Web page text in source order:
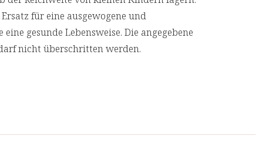
Blutfette und eines gesunden
darüber hinaus die Gesundheit des Herz-
für eine ausgewogene und
gesunde Lebensweise. Die angegebene
nicht überschritten werden.